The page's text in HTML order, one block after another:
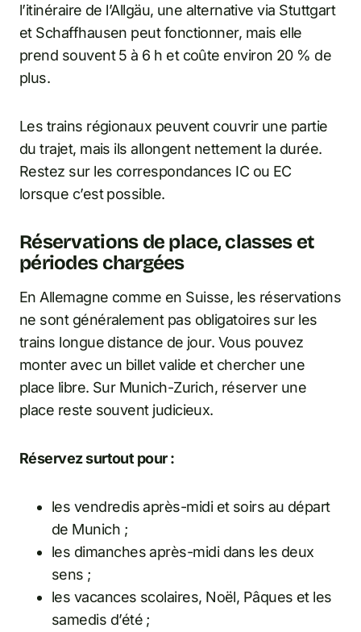
l’itinéraire de l’Allgäu, une alternative via Stuttgart
et Schaffhausen peut fonctionner, mais elle
prend souvent 5 à 6 h et coûte environ 20 % de
plus.
Les trains régionaux peuvent couvrir une partie
du trajet, mais ils allongent nettement la durée.
Restez sur les correspondances IC ou EC
lorsque c’est possible.
Réservations de place, classes et
périodes chargées
En Allemagne comme en Suisse, les réservations
ne sont généralement pas obligatoires sur les
trains longue distance de jour. Vous pouvez
monter avec un billet valide et chercher une
place libre. Sur Munich-Zurich, réserver une
place reste souvent judicieux.
Réservez surtout pour :
les vendredis après-midi et soirs au départ
de Munich ;
les dimanches après-midi dans les deux
sens ;
les vacances scolaires, Noël, Pâques et les
samedis d’été ;